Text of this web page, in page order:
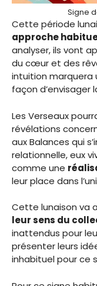
Signe
Cette période
approche
analyser, ils vont
du cœur et des
intuition marquera
façon d’envisager
Les Verseaux
révélations
aux Balances qui
relationnelle, eux
comme une
leur place dans
Cette lunaison va
leur sens du
inattendus pour
présenter leurs
inhabituel pour ce